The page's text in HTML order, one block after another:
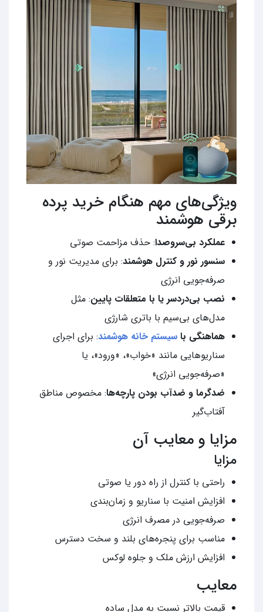
ویژگی‌های مهم هنگام خرید پرده
برقی هوشمند
عملکرد بی‌سروصدا: حذف مزاحمت صوتی
سنسور نور و کنترل هوشمند: برای مدیریت نور و
صرفه‌جویی انرژی
نصب بی‌دردسر یا با متعلقات پایین: مثل
مدل‌های بی‌سیم با باتری شارژی
هماهنگی با سیستم خانه هوشمند: برای اجرای
سناریوهایی مانند «خواب»، «ورود»، یا
«صرفه‌جویی انرژی»
ضدگرما و ضدآب بودن پارچه‌ها: مخصوص مناطق
آفتاب‌گیر
مزایا و معایب آن
مزایا
راحتی با کنترل از راه دور یا صوتی
افزایش امنیت با سناریو و زمان‌بندی
صرفه‌جویی در مصرف انرژی
مناسب برای پنجره‌های بلند و سخت دسترس
افزایش ارزش ملک و جلوه لوکس
معایب
قیمت بالاتر نسبت به مدل ساده